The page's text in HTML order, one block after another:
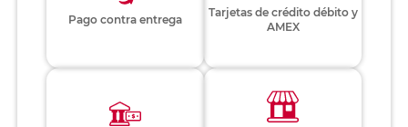
Pago contra entrega
Tarjetas de crédito débito y
AMEX